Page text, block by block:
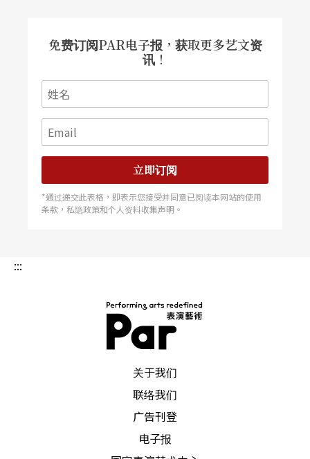
免费订阅PAR电子报，获取更多艺文资
讯！
立即订阅
*通过递交此表格，即表示您接受并同意已阅读本网站的使用
条款，私隐政策和个人资料收集声明。
:::
关于我们
联络我们
广告刊登
电子报